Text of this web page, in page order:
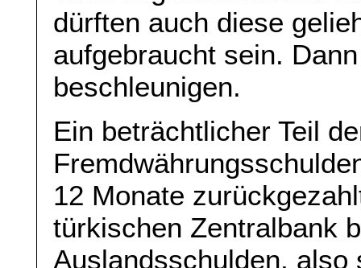
dürften auch diese
aufgebraucht sein.
beschleunigen.
Ein beträchtlicher Teil
12 Monate
türkischen Zentralbank
Auslandsschulden,